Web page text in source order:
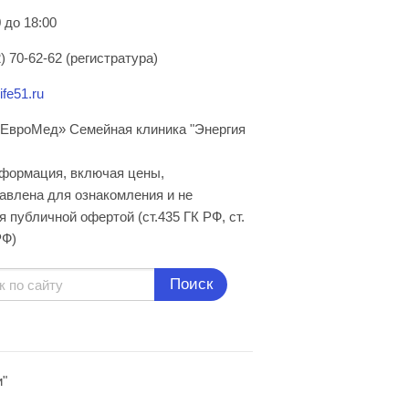
до 18:00
70-62-62 (регистратура)
Семейная клиника "Энергия
включая цены,
для ознакомления и не
публичной офертой (ст.435 ГК РФ, cт.
Поиск